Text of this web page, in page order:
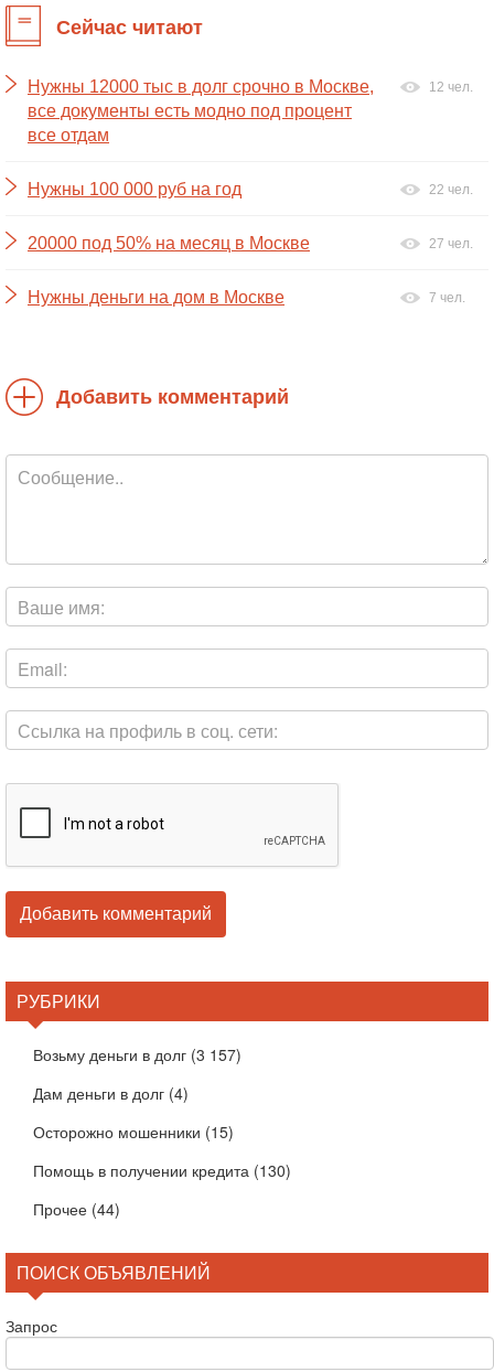
Сейчас читают
Нужны 12000 тыс в долг срочно в Москве,
все документы есть модно под процент
все отдам
12 чел.
Нужны 100 000 руб на год 22 чел.
20000 под 50% на месяц в Москве 27 чел.
Нужны деньги на дом в Москве 7 чел.
Добавить комментарий
РУБРИКИ
Возьму деньги в долг (3 157)
Дам деньги в долг (4)
Осторожно мошенники (15)
Помощь в получении кредита (130)
Прочее (44)
ПОИСК ОБЪЯВЛЕНИЙ
Запрос